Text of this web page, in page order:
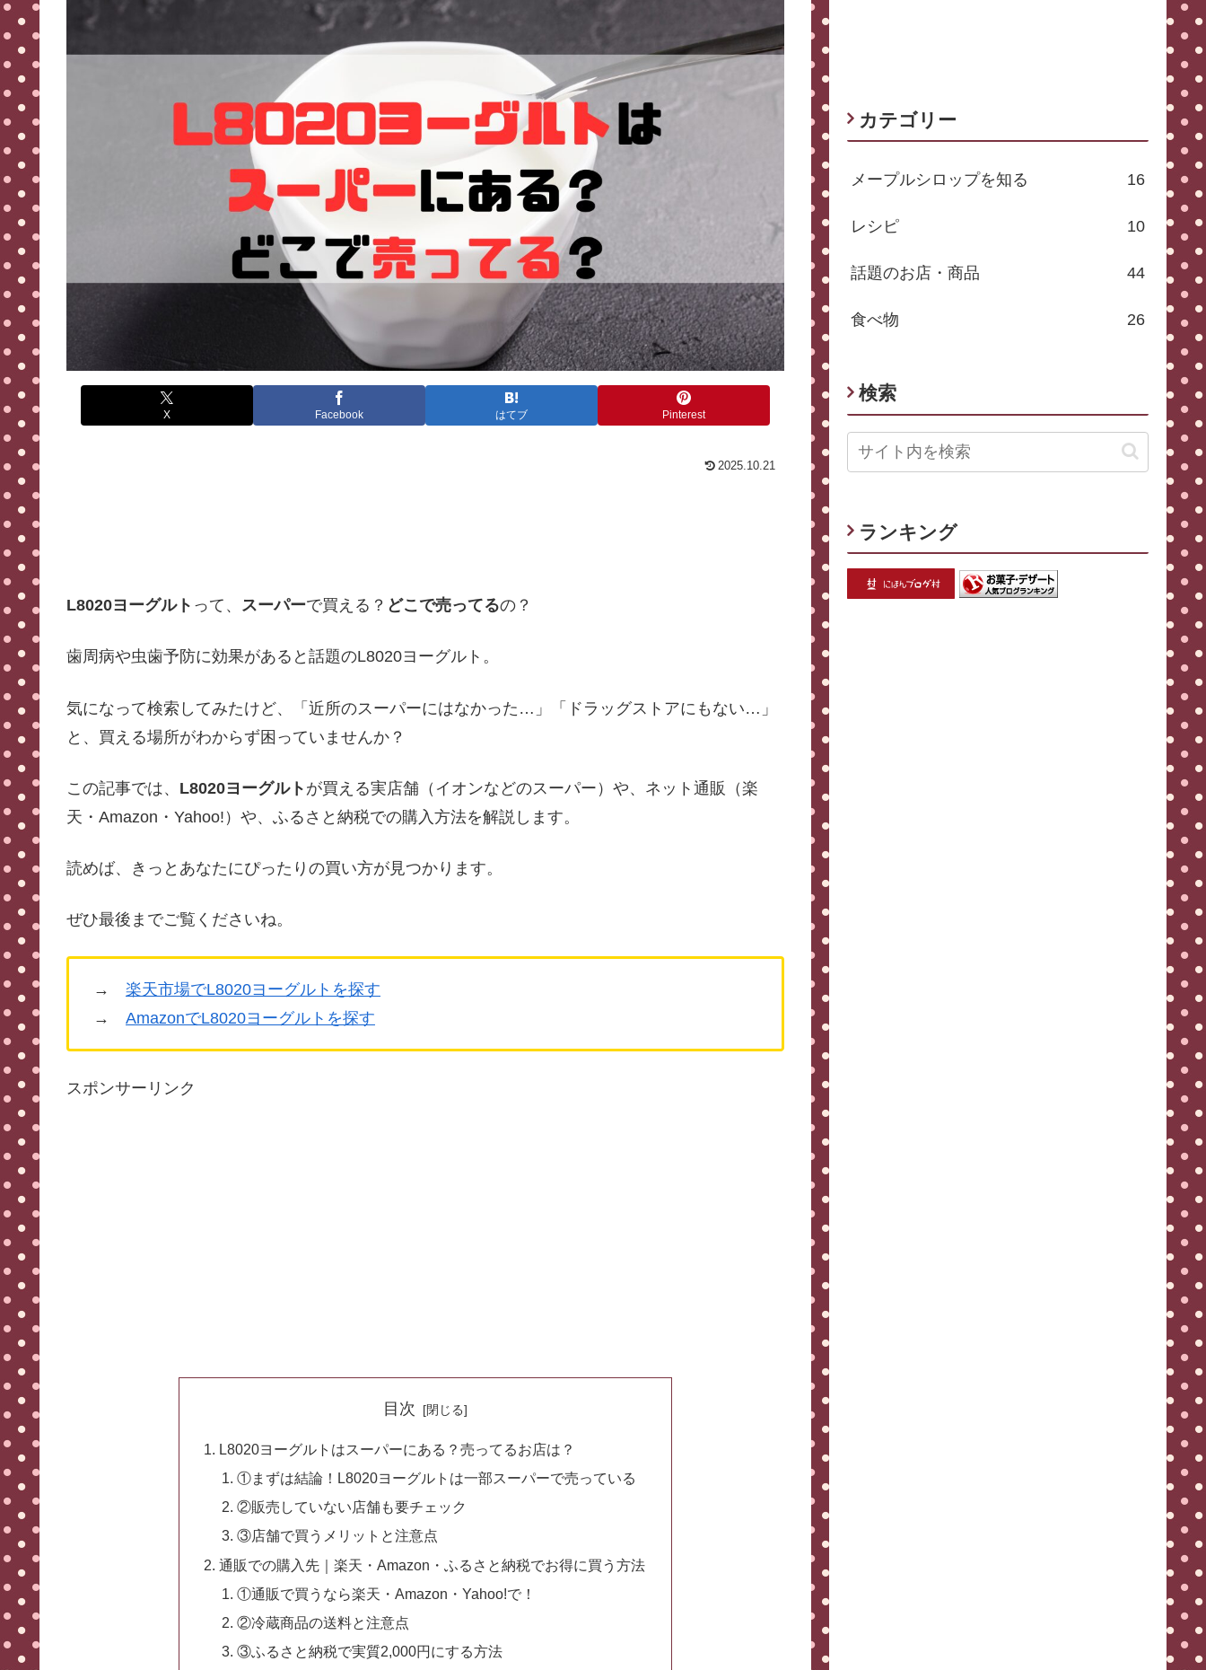
X Facebook はてブ Pinterest
2025.10.21
L8020ヨーグルト って、 スーパーで買える？ どこで売ってるの？
歯周病や虫歯予防に効果があると話題のL8020ヨーグルト。
気になって検索してみたけど、「近所のスーパーにはなかった…」「ドラッグストアにもない…」
と、買える場所がわからず困っていませんか？
この記事では、 L8020ヨーグルト が買える実店舗（イオンなどのスーパー）や、ネット通販（楽
天・Amazon・Yahoo!）や、ふるさと納税での購入方法を解説します。
読めば、きっとあなたにぴったりの買い方が見つかります。
ぜひ最後までご覧くださいね。
→ 楽天市場でL8020ヨーグルトを探す
→ AmazonでL8020ヨーグルトを探す
スポンサーリンク
目次
L8020ヨーグルトはスーパーにある？売ってるお店は？
①まずは結論！L8020ヨーグルトは一部スーパーで売っている
②販売していない店舗も要チェック
③店舗で買うメリットと注意点
通販での購入先｜楽天・Amazon・ふるさと納税でお得に買う方法
①通販で買うなら楽天・Amazon・Yahoo!で！
②冷蔵商品の送料と注意点
③ふるさと納税で実質2,000円にする方法
カテゴリー
メープルシロップを知る 16
レシピ 10
話題のお店・商品 44
食べ物 26
検索
ランキング